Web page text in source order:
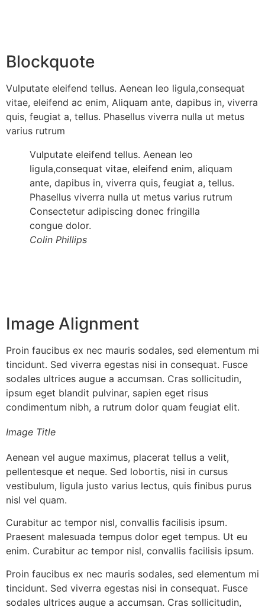
Blockquote
Vulputate eleifend tellus. Aenean leo ligula,consequat
vitae, eleifend ac enim, Aliquam ante, dapibus in, viverra
quis, feugiat a, tellus. Phasellus viverra nulla ut metus
varius rutrum
Vulputate eleifend tellus. Aenean leo
ligula,consequat vitae, eleifend enim, aliquam
ante, dapibus in, viverra quis, feugiat a, tellus.
Phasellus viverra nulla ut metus varius rutrum
Consectetur adipiscing donec fringilla
congue dolor.
Colin Phillips
Image Alignment
Proin faucibus ex nec mauris sodales, sed elementum mi
tincidunt. Sed viverra egestas nisi in consequat. Fusce
sodales ultrices augue a accumsan. Cras sollicitudin,
ipsum eget blandit pulvinar, sapien eget risus
condimentum nibh, a rutrum dolor quam feugiat elit.
Image Title
Aenean vel augue maximus, placerat tellus a velit,
pellentesque et neque. Sed lobortis, nisi in cursus
vestibulum, ligula justo varius lectus, quis finibus purus
nisl vel quam.
Curabitur ac tempor nisl, convallis facilisis ipsum.
Praesent malesuada tempus dolor eget tempus. Ut eu
enim. Curabitur ac tempor nisl, convallis facilisis ipsum.
Proin faucibus ex nec mauris sodales, sed elementum mi
tincidunt. Sed viverra egestas nisi in consequat. Fusce
sodales ultrices augue a accumsan. Cras sollicitudin,